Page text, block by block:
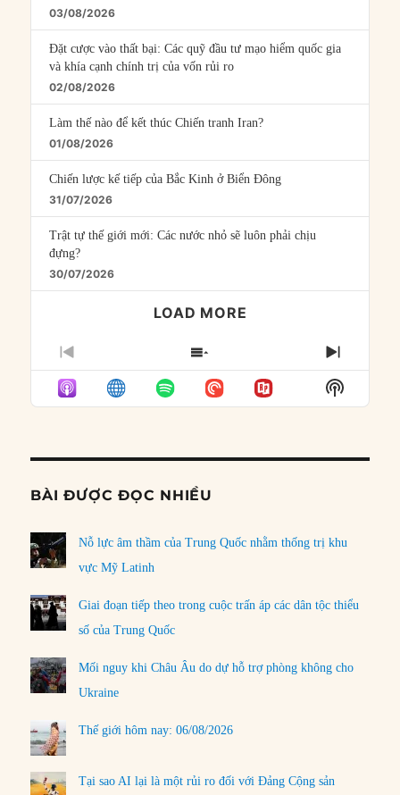
03/08/2026
Đặt cược vào thất bại: Các quỹ đầu tư mạo hiểm quốc gia
và khía cạnh chính trị của vốn rủi ro
02/08/2026
Làm thế nào để kết thúc Chiến tranh Iran?
01/08/2026
Chiến lược kế tiếp của Bắc Kinh ở Biển Đông
31/07/2026
Trật tự thế giới mới: Các nước nhỏ sẽ luôn phải chịu
đựng?
30/07/2026
LOAD MORE
PREVIOUS
EPISODE
SHOW
EPISODES
LIST
NEXT
Show
Podcast
BÀI ĐƯỢC ĐỌC NHIỀU
Nỗ lực âm thầm của Trung Quốc nhằm thống trị khu
vực Mỹ Latinh
Giai đoạn tiếp theo trong cuộc trấn áp các dân tộc thiểu
số của Trung Quốc
Mối nguy khi Châu Âu do dự hỗ trợ phòng không cho
Ukraine
Thế giới hôm nay: 06/08/2026
Tại sao AI lại là một rủi ro đối với Đảng Cộng sản